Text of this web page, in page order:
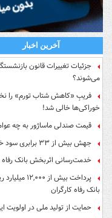
آخرین اخبار
جزئیات تغییرات قانون
می‌شوند؟
خوراکی‌ها خالی شد!
قیمت صندلی ماساژور به چه
جهش بیش از ۳۳ برابری سود خالص بانک رفاه کارگران در بهار ۱۴۰۵
خدمت‌رسانی اثربخش بانک رفاه
پرداخت
بانک رفاه کارگران
حمایت از تولید ملی در اولویت